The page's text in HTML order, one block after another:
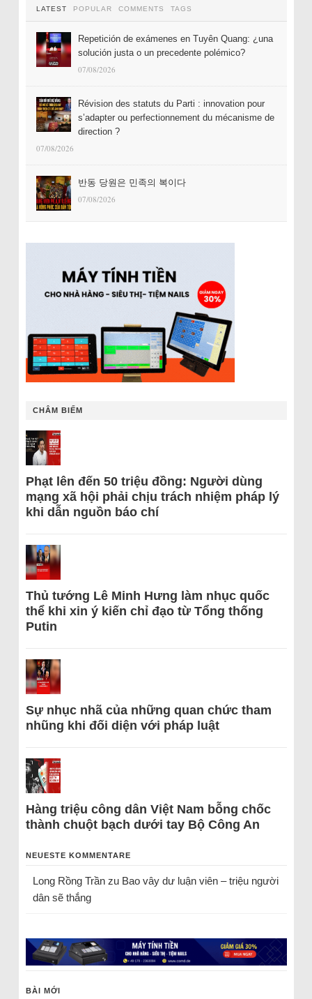
LATEST POPULAR COMMENTS TAGS
Repetición de exámenes en Tuyên Quang: ¿una
solución justa o un precedente polémico?
07/08/2026
Révision des statuts du Parti : innovation pour
s’adapter ou perfectionnement du mécanisme de
direction ?
07/08/2026
반동 당원은 민족의 복이다
07/08/2026
CHÂM BIẾM
Phạt lên đến 50 triệu đồng: Người dùng
mạng xã hội phải chịu trách nhiệm pháp lý
khi dẫn nguồn báo chí
Thủ tướng Lê Minh Hưng làm nhục quốc
thể khi xin ý kiến chỉ đạo từ Tổng thống
Putin
Sự nhục nhã của những quan chức tham
nhũng khi đối diện với pháp luật
Hàng triệu công dân Việt Nam bỗng chốc
thành chuột bạch dưới tay Bộ Công An
NEUESTE KOMMENTARE
Long Rồng Trầnzu Bao vây dư luận viên – triệu người
dân sẽ thắng
BÀI MỚI